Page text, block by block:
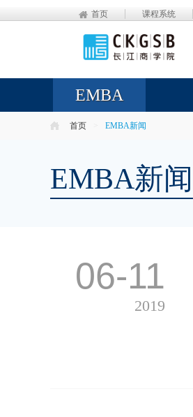
首页 课程系统
EMBA
首页 EMBA新闻
EMBA新闻
06-11
2019